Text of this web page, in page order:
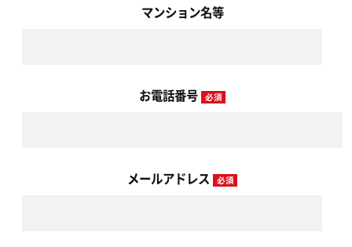
マンション名等
お電話番号 必須
メールアドレス 必須